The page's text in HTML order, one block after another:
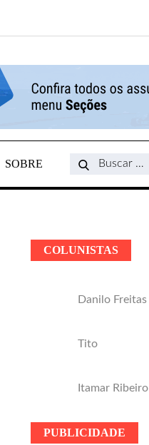
SOBRE
Search
COLUNISTAS
Danilo Freitas
Tito
Itamar Ribeiro
PUBLICIDADE